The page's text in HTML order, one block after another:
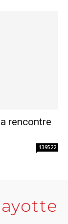
rencontre
139522